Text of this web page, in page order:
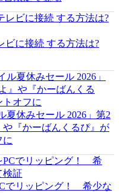
ビに接続 する方法は?
夏休みセール 2026」第2
『かーばんくるぴ』が
に
でリッピング！ 希少な